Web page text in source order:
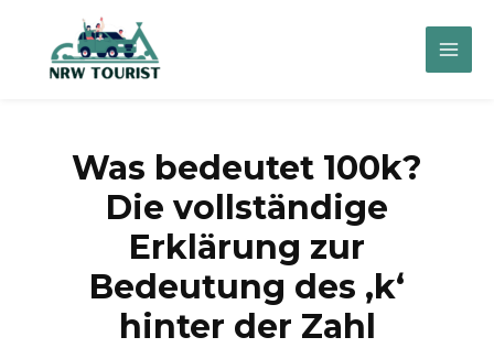
springen
Main
Was bedeutet 100k?
Die vollständige
Erklärung zur
Bedeutung des ‚k‘
hinter der Zahl